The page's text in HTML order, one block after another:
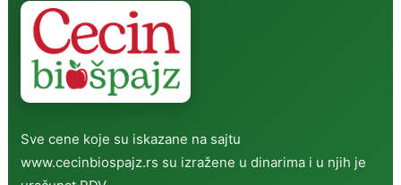
Sve cene koje su iskazane na sajtu
www.cecinbiospajz.rs su izražene u dinarima i u njih je